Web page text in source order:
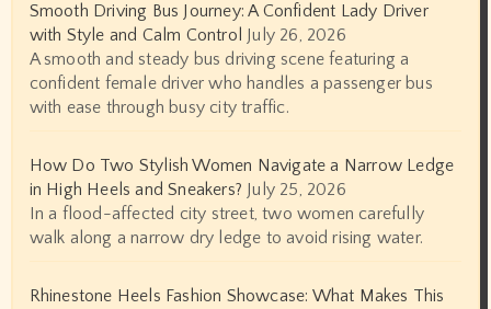
Smooth Driving Bus Journey: A Confident Lady Driver
with Style and Calm Control July 26, 2026
A smooth and steady bus driving scene featuring a
confident female driver who handles a passenger bus
with ease through busy city traffic.
How Do Two Stylish Women Navigate a Narrow Ledge
in High Heels and Sneakers? July 25, 2026
In a flood-affected city street, two women carefully
walk along a narrow dry ledge to avoid rising water.
Rhinestone Heels Fashion Showcase: What Makes This